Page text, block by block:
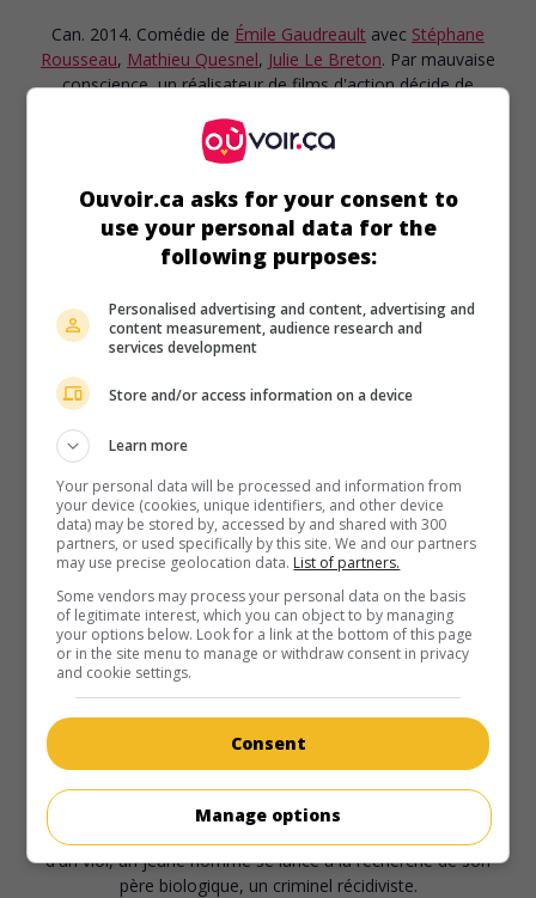
Can. 2014. Comédie de Émile Gaudreault avec Stéphane
Rousseau, Mathieu Quesnel, Julie Le Breton. Par mauvaise
conscience, un réalisateur de films d'action décide de
victime du syndrome de stress post-traumatique.
au cinéma sur mes écrans
Bel. 2014. Comédie sentimentale
Pauline Étienne
Belge d'origine japonaise donne des cours de français à un
jeune francophile, dont elle s'éprend.
Durée: 100 min.
au cinéma sur mes écrans
Histoire à faire peur
V.O.: The Good Lie
Can. 2013. Thriller de Shawn Linden avec Thomas Dekker,
Matt Craven
. Ayant appris qu'il est le fruit
d'un viol, un jeune homme se lance à la recherche de son
père biologique, un criminel récidiviste.
Ouvoir.ca asks for your consent to
use your personal data for the
following purposes:
Personalised advertising and content, advertising and
content measurement, audience research and
services development
Store and/or access information on a device
Learn more
Your personal data will be processed and information from
your device (cookies, unique identifiers, and other device
data) may be stored by, accessed by and shared with 300
partners, or used specifically by this site. We and our partners
may use precise geolocation data. List of partners.
Some vendors may process your personal data on the basis
of legitimate interest, which you can object to by managing
your options below. Look for a link at the bottom of this page
or in the site menu to manage or withdraw consent in privacy
and cookie settings.
Consent
Manage options